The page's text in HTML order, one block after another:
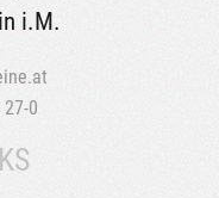
i.M.
0